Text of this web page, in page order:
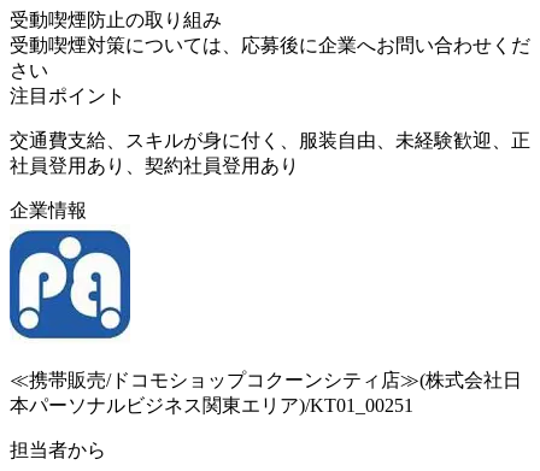
受動喫煙防止の取り組み
受動喫煙対策については、応募後に企業へお問い合わせくだ
さい
注目ポイント
交通費支給、スキルが身に付く、服装自由、未経験歓迎、正
社員登用あり、契約社員登用あり
企業情報
≪携帯販売/ドコモショップコクーンシティ店≫(株式会社日
本パーソナルビジネス関東エリア)/KT01_00251
担当者から